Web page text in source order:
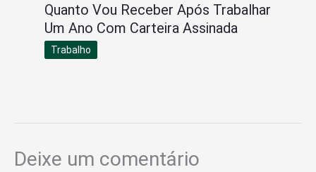
Quanto Vou Receber Após Trabalhar
Um Ano Com Carteira Assinada
Trabalho
Deixe um comentário